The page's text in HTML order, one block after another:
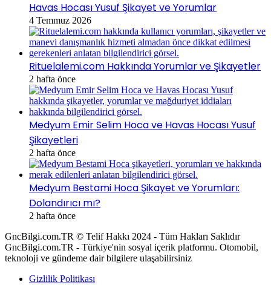
Havas Hocası Yusuf Şikayet ve Yorumlar
4 Temmuz 2026
Rituelalemi.com Hakkında Yorumlar ve Şikayetler
2 hafta önce
Medyum Emir Selim Hoca ve Havas Hocası Yusuf
Şikayetleri
2 hafta önce
Medyum Bestami Hoca Şikayet ve Yorumları:
Dolandırıcı mı?
2 hafta önce
GncBilgi.com.TR © Telif Hakkı 2024 - Tüm Hakları Saklıdır
GncBilgi.com.TR - Türkiye'nin sosyal içerik platformu. Otomobil,
teknoloji ve gündeme dair bilgilere ulaşabilirsiniz
Gizlilik Politikası